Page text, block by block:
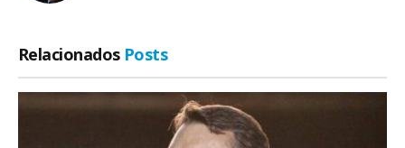
Relacionados Posts